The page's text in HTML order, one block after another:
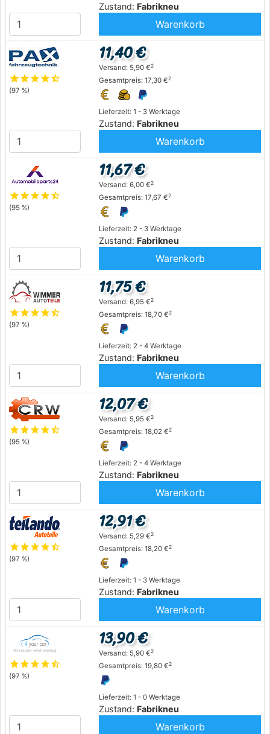
Zustand: Fabrikneu
Warenkorb
starstarstarstarstar_half
(97 %)
Lieferzeit: 1 - 3 Werktage
Zustand: Fabrikneu
11,40 €
Versand: 5,90 €2
Gesamtpreis: 17,30 €2
Warenkorb
starstarstarstarstar_half
(95 %)
Lieferzeit: 2 - 3 Werktage
Zustand: Fabrikneu
11,67 €
Versand: 6,00 €2
Gesamtpreis: 17,67 €2
Warenkorb
starstarstarstarstar_half
(97 %)
Lieferzeit: 2 - 4 Werktage
Zustand: Fabrikneu
11,75 €
Versand: 6,95 €2
Gesamtpreis: 18,70 €2
Warenkorb
starstarstarstarstar_half
(95 %)
Lieferzeit: 2 - 4 Werktage
Zustand: Fabrikneu
12,07 €
Versand: 5,95 €2
Gesamtpreis: 18,02 €2
Warenkorb
starstarstarstarstar_half
(97 %)
Lieferzeit: 1 - 3 Werktage
Zustand: Fabrikneu
12,91 €
Versand: 5,29 €2
Gesamtpreis: 18,20 €2
Warenkorb
starstarstarstarstar_half
(97 %)
Lieferzeit: 1 - 0 Werktage
Zustand: Fabrikneu
13,90 €
Versand: 5,90 €2
Gesamtpreis: 19,80 €2
Warenkorb